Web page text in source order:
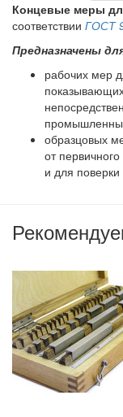
Концевые меры
соответствии ГОСТ
Предназначены
рабочих мер
образцовых
от
и для